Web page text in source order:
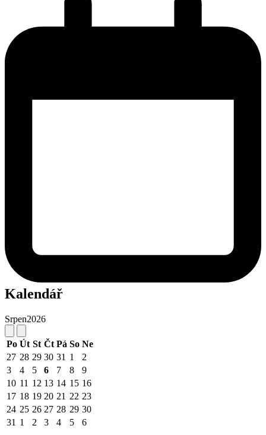
Kalendář
Srpen2026
Po Út St Čt Pá So Ne
27 28 29 30 31 1
2
3
4 5 6 7 8
9
10 11 12 13 14 15 16
17 18 19 20 21 22 23
24 25 26 27 28 29 30
31 1 2 3 4 5 6